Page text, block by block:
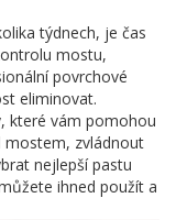
týdnech, je čas
mostu,
povrchové
eliminovat.
které vám pomohou
mostem, zvládnout
nejlepší pastu
ihned použít a